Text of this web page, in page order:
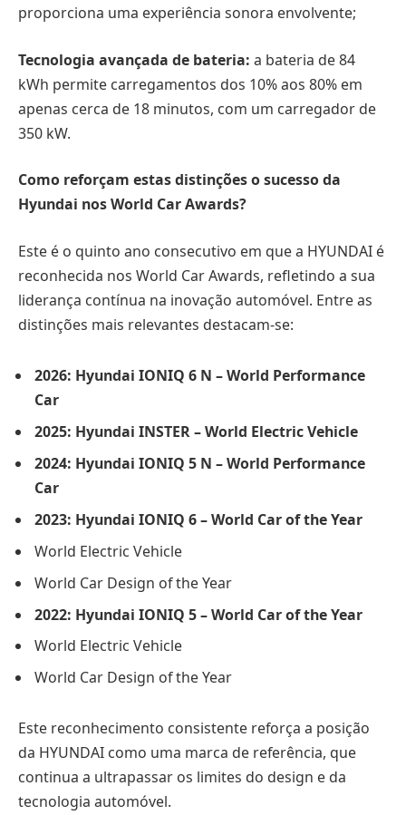
proporciona uma experiência sonora envolvente;
Tecnologia avançada de bateria: a bateria de 84
kWh permite carregamentos dos 10% aos 80% em
apenas cerca de 18 minutos, com um carregador de
350 kW.
Como reforçam estas distinções o sucesso da
Hyundai nos World Car Awards?
Este é o quinto ano consecutivo em que a HYUNDAI é
reconhecida nos World Car Awards, refletindo a sua
liderança contínua na inovação automóvel. Entre as
distinções mais relevantes destacam-se:
2026: Hyundai IONIQ 6 N – World Performance
Car
2025: Hyundai INSTER – World Electric Vehicle
2024: Hyundai IONIQ 5 N – World Performance
Car
2023: Hyundai IONIQ 6 – World Car of the Year
World Electric Vehicle
World Car Design of the Year
2022: Hyundai IONIQ 5 – World Car of the Year
World Electric Vehicle
World Car Design of the Year
Este reconhecimento consistente reforça a posição
da HYUNDAI como uma marca de referência, que
continua a ultrapassar os limites do design e da
tecnologia automóvel.